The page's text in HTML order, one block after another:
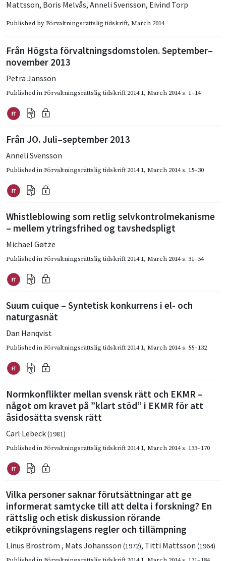
Mattsson, Boris Melvås, Anneli Svensson, Eivind Torp
Published byFörvaltningsrättslig tidskrift, March 2014
Från Högsta förvaltningsdomstolen. September–
november 2013
Petra Jansson
Published inFörvaltningsrättslig tidskrift 2014 1, March 2014s. 1–14
Från JO. Juli–september 2013
Anneli Svensson
Published inFörvaltningsrättslig tidskrift 2014 1, March 2014s. 15–30
Whistleblowing som retlig selvkontrolmekanisme
– mellem ytringsfrihed og tavshedspligt
Michael Gøtze
Published inFörvaltningsrättslig tidskrift 2014 1, March 2014s. 31–54
Suum cuique – Syntetisk konkurrens i el- och
naturgasnät
Dan Hanqvist
Published inFörvaltningsrättslig tidskrift 2014 1, March 2014s. 55–132
Normkonflikter mellan svensk rätt och EKMR –
något om kravet på ”klart stöd” i EKMR för att
åsidosätta svensk rätt
Carl Lebeck(1981)
Published inFörvaltningsrättslig tidskrift 2014 1, March 2014s. 133–170
Vilka personer saknar förutsättningar att ge
informerat samtycke till att delta i forskning? En
rättslig och etisk diskussion rörande
etikprövningslagens regler och tillämpning
Linus Broström , Mats Johansson (1972), Titti Mattsson (1964)